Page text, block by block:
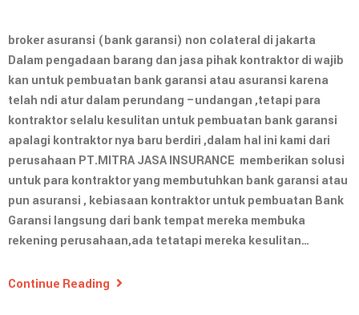
broker asuransi (bank garansi) non colateral di jakarta
Dalam pengadaan barang dan jasa pihak kontraktor di wajib
kan untuk pembuatan bank garansi atau asuransi karena
telah ndi atur dalam perundang –undangan ,tetapi para
kontraktor selalu kesulitan untuk pembuatan bank garansi
apalagi kontraktor nya baru berdiri ,dalam hal ini kami dari
perusahaan PT.MITRA JASA INSURANCE memberikan solusi
untuk para kontraktor yang membutuhkan bank garansi atau
pun asuransi , kebiasaan kontraktor untuk pembuatan Bank
Garansi langsung dari bank tempat mereka membuka
rekening perusahaan,ada tetatapi mereka kesulitan…
Continue Reading